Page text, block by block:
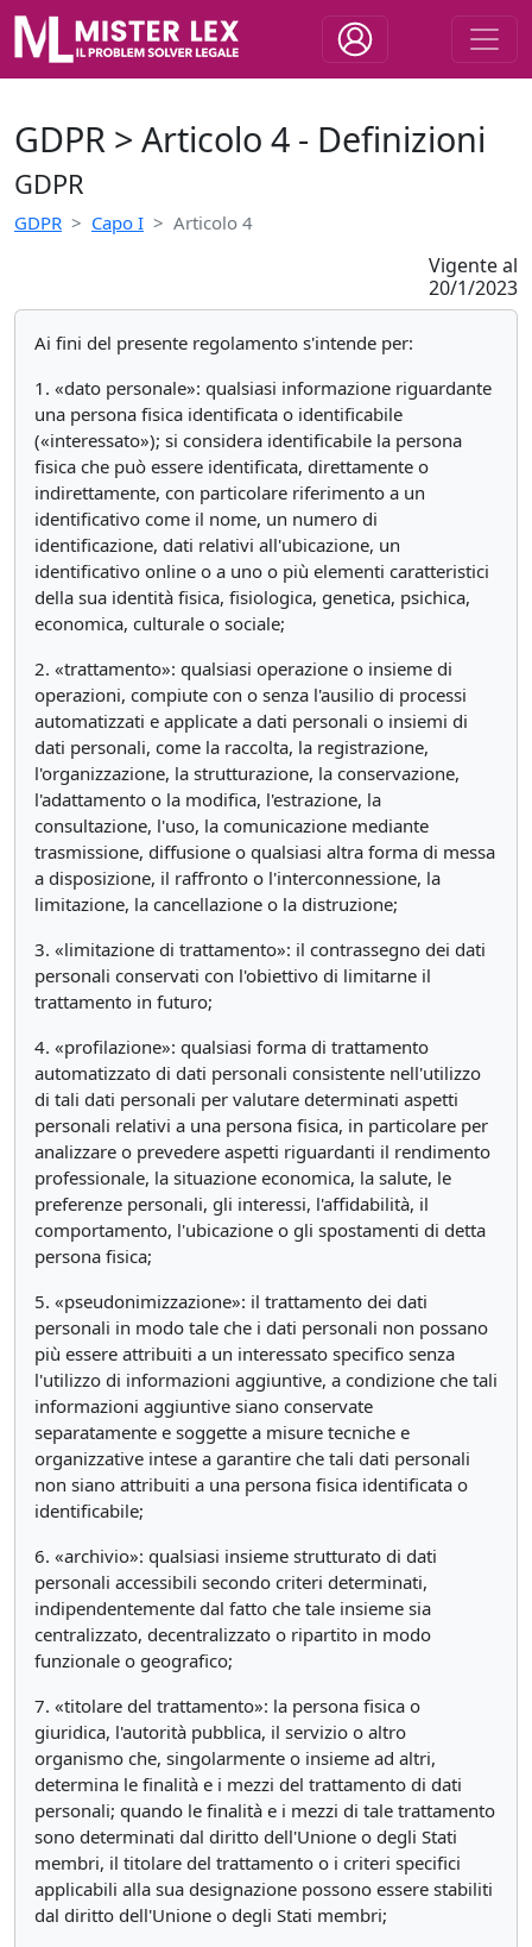
GDPR > Articolo 4 - Definizioni
GDPR
GDPR Capo I Articolo 4
Vigente al
20/1/2023
Ai fini del presente regolamento s'intende per:
1. «dato personale»: qualsiasi informazione riguardante
una persona fisica identificata o identificabile
(«interessato»); si considera identificabile la persona
fisica che può essere identificata, direttamente o
indirettamente, con particolare riferimento a un
identificativo come il nome, un numero di
identificazione, dati relativi all'ubicazione, un
identificativo online o a uno o più elementi caratteristici
della sua identità fisica, fisiologica, genetica, psichica,
economica, culturale o sociale;
2. «trattamento»: qualsiasi operazione o insieme di
operazioni, compiute con o senza l'ausilio di processi
automatizzati e applicate a dati personali o insiemi di
dati personali, come la raccolta, la registrazione,
l'organizzazione, la strutturazione, la conservazione,
l'adattamento o la modifica, l'estrazione, la
consultazione, l'uso, la comunicazione mediante
trasmissione, diffusione o qualsiasi altra forma di messa
a disposizione, il raffronto o l'interconnessione, la
limitazione, la cancellazione o la distruzione;
3. «limitazione di trattamento»: il contrassegno dei dati
personali conservati con l'obiettivo di limitarne il
trattamento in futuro;
4. «profilazione»: qualsiasi forma di trattamento
automatizzato di dati personali consistente nell'utilizzo
di tali dati personali per valutare determinati aspetti
personali relativi a una persona fisica, in particolare per
analizzare o prevedere aspetti riguardanti il rendimento
professionale, la situazione economica, la salute, le
preferenze personali, gli interessi, l'affidabilità, il
comportamento, l'ubicazione o gli spostamenti di detta
persona fisica;
5. «pseudonimizzazione»: il trattamento dei dati
personali in modo tale che i dati personali non possano
più essere attribuiti a un interessato specifico senza
l'utilizzo di informazioni aggiuntive, a condizione che tali
informazioni aggiuntive siano conservate
separatamente e soggette a misure tecniche e
organizzative intese a garantire che tali dati personali
non siano attribuiti a una persona fisica identificata o
identificabile;
6. «archivio»: qualsiasi insieme strutturato di dati
personali accessibili secondo criteri determinati,
indipendentemente dal fatto che tale insieme sia
centralizzato, decentralizzato o ripartito in modo
funzionale o geografico;
7. «titolare del trattamento»: la persona fisica o
giuridica, l'autorità pubblica, il servizio o altro
organismo che, singolarmente o insieme ad altri,
determina le finalità e i mezzi del trattamento di dati
personali; quando le finalità e i mezzi di tale trattamento
sono determinati dal diritto dell'Unione o degli Stati
membri, il titolare del trattamento o i criteri specifici
applicabili alla sua designazione possono essere stabiliti
dal diritto dell'Unione o degli Stati membri;